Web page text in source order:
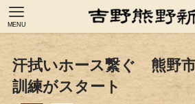
MENU
汗拭いホース繋ぐ 熊野
訓練がスタート